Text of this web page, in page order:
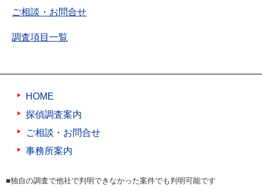
ご相談・お問合せ
調査項目一覧
HOME
探偵調査案内
ご相談・お問合せ
事務所案内
■独自の調査で他社で判明できなかった案件でも判明可能です